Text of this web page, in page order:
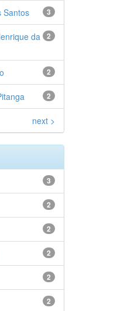
3
Santos
2
da
2
2
next >
3
2
2
2
2
2